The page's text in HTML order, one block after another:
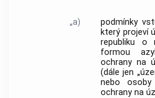
„a)
podmínky
který projeví
republiku o
formou
ochrany na
(dále jen
nebo osoby
ochrany na